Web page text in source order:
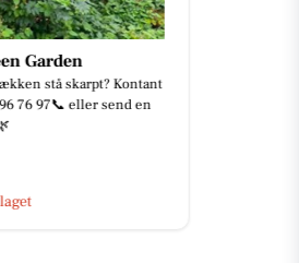
Garden
stå skarpt? Kontant
76 97📞 eller send en